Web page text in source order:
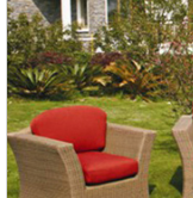
Trẻ
Em
Giường
tầng,
bàn
học, tủ
sách
Nội